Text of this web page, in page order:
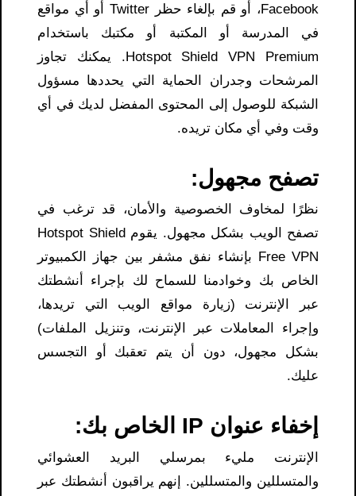
Facebook، أو قم بإلغاء حظر Twitter أو أي مواقع
في المدرسة أو المكتبة أو مكتبك باستخدام
Hotspot Shield VPN Premium. يمكنك تجاوز
المرشحات وجدران الحماية التي يحددها مسؤول
الشبكة للوصول إلى المحتوى المفضل لديك في أي
وقت وفي أي مكان تريده.
تصفح مجهول:
نظرًا لمخاوف الخصوصية والأمان، قد ترغب في
تصفح الويب بشكل مجهول. يقوم Hotspot Shield
Free VPN بإنشاء نفق مشفر بين جهاز الكمبيوتر
الخاص بك وخوادمنا للسماح لك بإجراء أنشطتك
عبر الإنترنت (زيارة مواقع الويب التي تريدها،
وإجراء المعاملات عبر الإنترنت، وتنزيل الملفات)
بشكل مجهول، دون أن يتم تعقبك أو التجسس
عليك.
إخفاء عنوان IP الخاص بك:
الإنترنت مليء بمرسلي البريد العشوائي
والمتسللين والمتسللين. إنهم يراقبون أنشطتك عبر